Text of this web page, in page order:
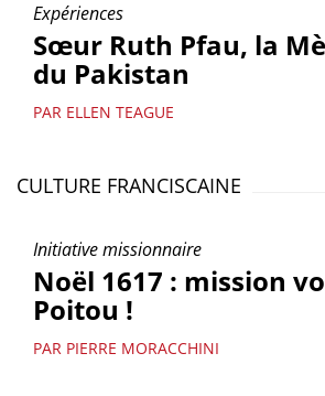
Expériences
Sœur Ruth Pfau, la
du Pakistan
PAR ELLEN TEAGUE
CULTURE FRANCISCAINE
Initiative missionnaire
Noël 1617 : mission
Poitou !
PAR PIERRE MORACCHINI